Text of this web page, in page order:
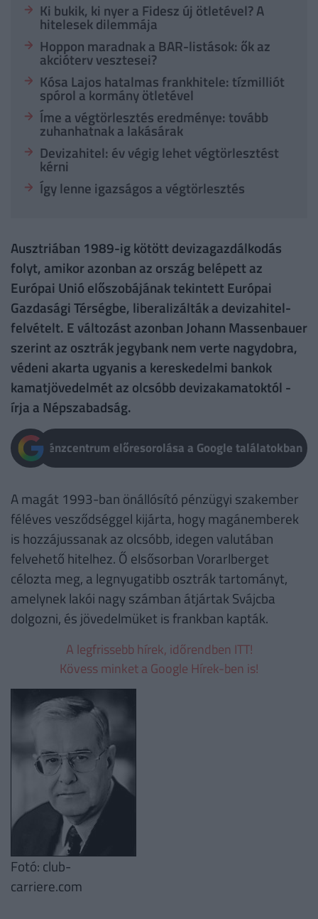
Ki bukik, ki nyer a Fidesz új ötletével? A
hitelesek dilemmája
Hoppon maradnak a BAR-listások: ők az
akcióterv vesztesei?
Kósa Lajos hatalmas frankhitele: tízmilliót
spórol a kormány ötletével
Íme a végtörlesztés eredménye: tovább
zuhanhatnak a lakásárak
Devizahitel: év végig lehet végtörlesztést
kérni
Így lenne igazságos a végtörlesztés
Ausztriában 1989-ig kötött devizagazdálkodás
folyt, amikor azonban az ország belépett az
Európai Unió előszobájának tekintett Európai
Gazdasági Térségbe, liberalizálták a devizahitel-
felvételt. E változást azonban Johann Massenbauer
szerint az osztrák jegybank nem verte nagydobra,
védeni akarta ugyanis a kereskedelmi bankok
kamatjövedelmét az olcsóbb devizakamatoktól -
írja a Népszabadság.
Pénzcentrum előresorolása a Google találatokban
A magát 1993-ban önállósító pénzügyi szakember
féléves vesződséggel kijárta, hogy magánemberek
is hozzájussanak az olcsóbb, idegen valutában
felvehető hitelhez. Ő elsősorban Vorarlberget
célozta meg, a legnyugatibb osztrák tartományt,
amelynek lakói nagy számban átjártak Svájcba
dolgozni, és jövedelmüket is frankban kapták.
A legfrissebb hírek, időrendben ITT!
Kövess minket a Google Hírek-ben is!
Fotó: club-
carriere.com